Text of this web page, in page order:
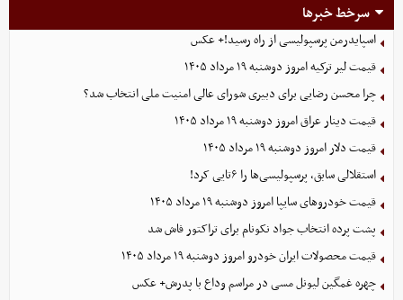
سرخط خبرها
اسپایدرمن پرسپولیسی از راه رسید!+ عکس
قیمت لیر ترکیه امروز دوشنبه ۱۹ مرداد ۱۴۰۵
چرا محسن رضایی برای دبیری شورای عالی امنیت ملی انتخاب شد؟
قیمت دینار عراق امروز دوشنبه ۱۹ مرداد ۱۴۰۵
قیمت دلار امروز دوشنبه ۱۹ مرداد ۱۴۰۵
استقلالی سابق، پرسپولیسی‌ها را ۶تایی کرد!
قیمت خودرو‌های سایپا امروز دوشنبه ۱۹ مرداد ۱۴۰۵
پشت پرده انتخاب جواد نکونام برای تراکتور فاش شد
قیمت محصولات ایران خودرو امروز دوشنبه ۱۹ مرداد ۱۴۰۵
چهره غمگین لیونل مسی در مراسم وداع با پدرش+ عکس